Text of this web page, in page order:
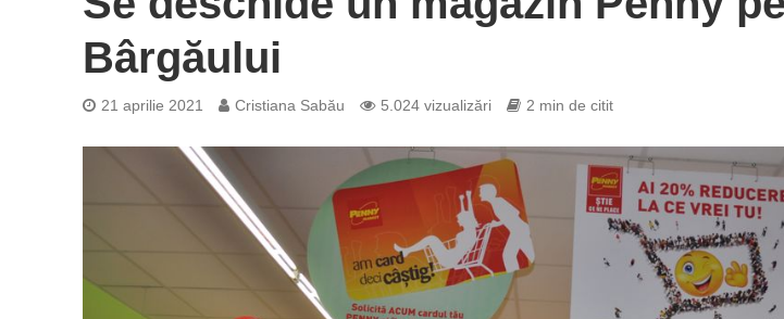
Bârgăului
21 aprilie 2021 Cristiana Sabău 5.024 vizualizări 2 min de citit